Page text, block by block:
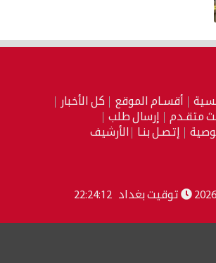
أقسـام الموقع
كل الأخبار
متقـدم
إرسال طلب
إتصـل بنـا الأرشيف
توقيت بغداد 22:24:13